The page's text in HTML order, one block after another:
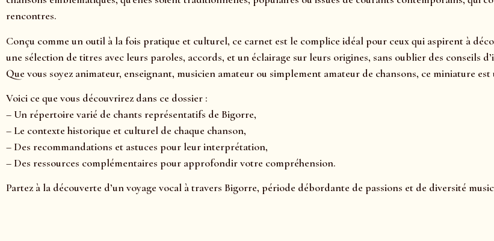
rencontres.
Conçu comme un outil à la fois pratique et culturel, ce carnet est le complice idéal pour ceux qui aspirent à
une sélection de titres avec leurs paroles, accords, et un éclairage sur leurs origines, sans oublier des conseils
Que vous soyez animateur, enseignant, musicien amateur ou simplement amateur de chansons, ce miniature
Voici ce que vous découvrirez dans ce dossier :
– Un répertoire varié de chants représentatifs de Bigorre,
– Le contexte historique et culturel de chaque chanson,
– Des recommandations et astuces pour leur interprétation,
– Des ressources complémentaires pour approfondir votre compréhension.
Partez à la découverte d’un voyage vocal à travers Bigorre, période débordante de passions et de diversité